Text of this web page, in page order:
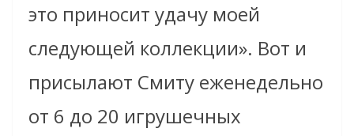
это приносит удачу моей
следующей коллекции». Вот и
присылают Смиту еженедельно
от 6 до 20 игрушечных